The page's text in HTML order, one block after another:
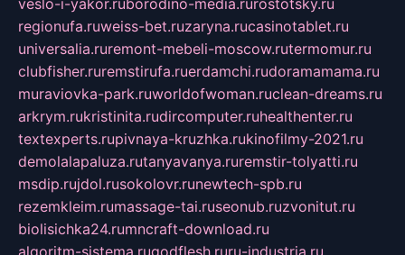
regionufa.ruweiss-bet.ruzaryna.rucasinotablet.ru
universalia.ruremont-mebeli-moscow.rutermomur.ru
clubfisher.ruremstirufa.ruerdamchi.rudoramamama.ru
muraviovka-park.ruworldofwoman.ruclean-dreams.ru
arkrym.rukristinita.rudircomputer.ruhealthenter.ru
textexperts.rupivnaya-kruzhka.rukinofilmy-2021.ru
demolalapaluza.rutanyavanya.ruremstir-tolyatti.ru
msdip.rujdol.rusokolovr.runewtech-spb.ru
rezemkleim.rumassage-tai.ruseonub.ruzvonitut.ru
biolisichka24.rumncraft-download.ru
algoritm-sistema.rugodflesh.ruru-industria.ru